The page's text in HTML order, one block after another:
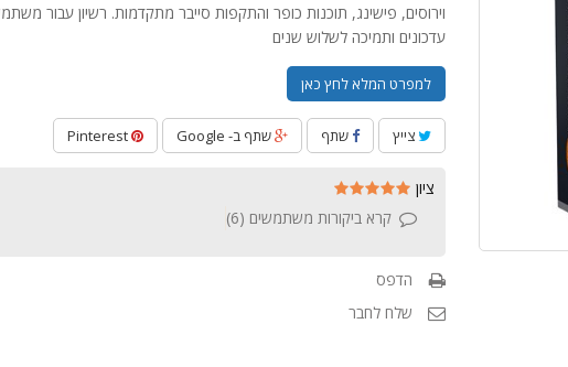
וירוסים, פישינג, תוכנות כופר והתקפות סייבר מתקדמות. רשיון עבור
עדכונים ותמיכה לשלוש שנים
למפרט המלא לחץ כאן
צייץ שתף שתף ב- Google Pinterest
ציון
קרא ביקורות משתמשים (6
)
הדפס
שלח לחבר